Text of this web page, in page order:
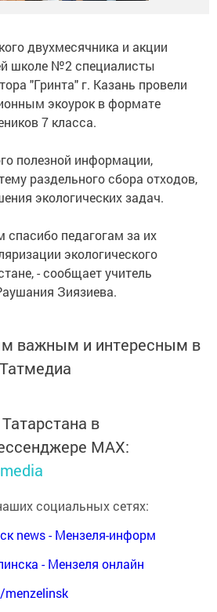
двухмесячника и акции
школе №2 специалисты
"Гринта" г. Казань провели
экоурок в формате
7 класса.
полезной информации,
раздельного сбора отходов,
экологических задач.
спасибо педагогам за их
экологического
- сообщает учитель
Зиязиева.
важным и интересным в
Татмедиа
в
MАХ:
социальных сетях:
news - Мензеля-информ
- Мензеля онлайн
menzelinsk